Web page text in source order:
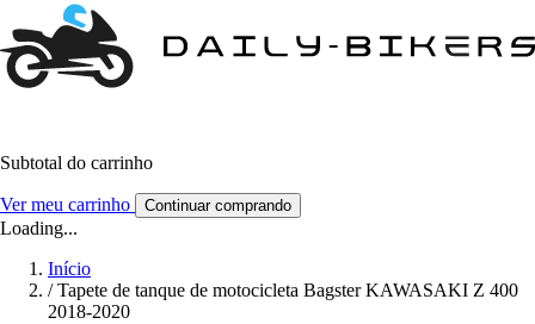
Subtotal do carrinho
Ver meu carrinho Continuar comprando
Loading...
Início
/ Tapete de tanque de motocicleta Bagster KAWASAKI Z 400
2018-2020